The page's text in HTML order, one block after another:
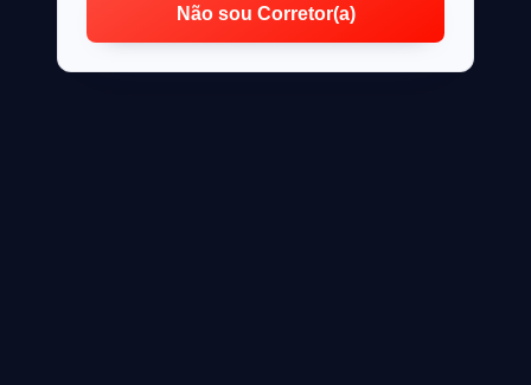
Não sou Corretor(a)